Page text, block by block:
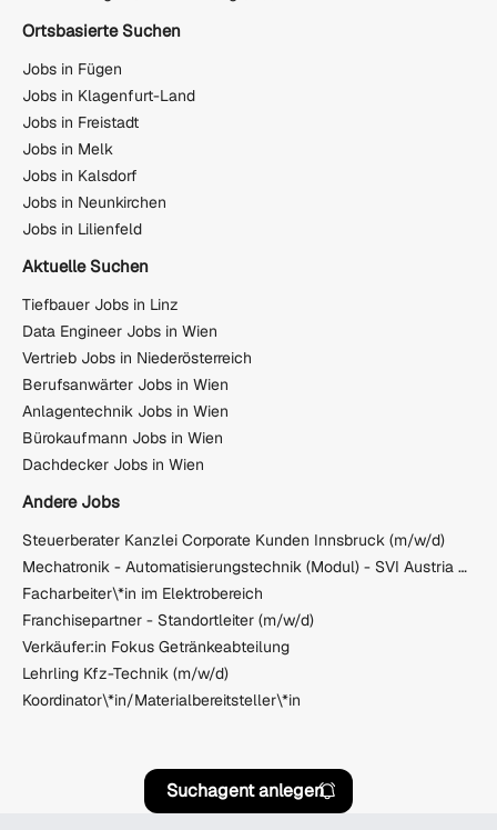
Ortsbasierte Suchen
Jobs in Fügen
Jobs in Klagenfurt-Land
Jobs in Freistadt
Jobs in Melk
Jobs in Kalsdorf
Jobs in Neunkirchen
Jobs in Lilienfeld
Aktuelle Suchen
Tiefbauer Jobs in Linz
Data Engineer Jobs in Wien
Vertrieb Jobs in Niederösterreich
Berufsanwärter Jobs in Wien
Anlagentechnik Jobs in Wien
Bürokaufmann Jobs in Wien
Dachdecker Jobs in Wien
Andere Jobs
Steuerberater Kanzlei Corporate Kunden Innsbruck (m/w/d)
Mechatronik - Automatisierungstechnik (Modul) - SVI Austria GmbH
Facharbeiter\*in im Elektrobereich
Franchisepartner - Standortleiter (m/w/d)
Verkäufer:in Fokus Getränkeabteilung
Lehrling Kfz-Technik (m/w/d)
Koordinator\*in/Materialbereitsteller\*in
Suchagent anlegen